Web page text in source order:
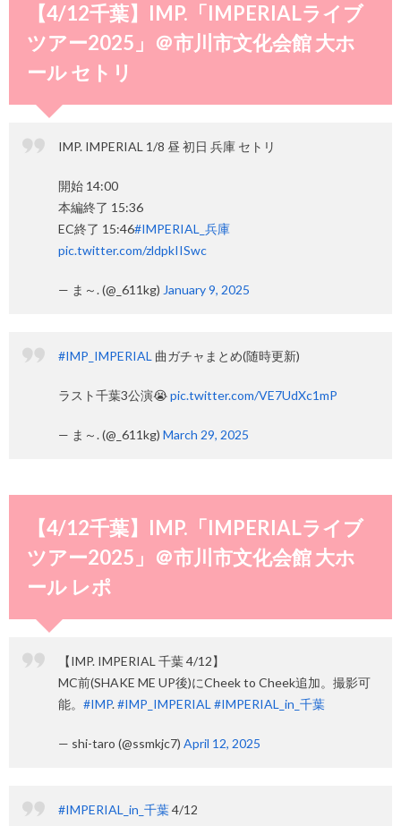
【4/12千葉】IMP.「IMPERIALライブ
ツアー2025」＠市川市文化会館 大ホ
ール セトリ
IMP. IMPERIAL 1/8 昼 初日 兵庫 セトリ
開始 14:00
本編終了 15:36
EC終了 15:46#IMPERIAL_兵庫
pic.twitter.com/zldpkIISwc
— ま～. (@_611kg) January 9, 2025
#IMP_IMPERIAL 曲ガチャまとめ(随時更新)
ラスト千葉3公演😭pic.twitter.com/VE7UdXc1mP
— ま～. (@_611kg) March 29, 2025
【4/12千葉】IMP.「IMPERIALライブ
ツアー2025」＠市川市文化会館 大ホ
ール レポ
【IMP. IMPERIAL 千葉 4/12】
MC前(SHAKE ME UP後)にCheek to Cheek追加。撮影可
能。 #IMP.#IMP_IMPERIAL #IMPERIAL_in_千葉
— shi-taro (@ssmkjc7) April 12, 2025
#IMPERIAL_in_千葉4/12